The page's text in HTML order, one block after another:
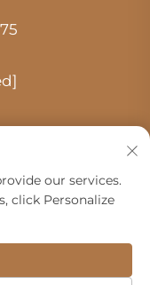
Uhr
Guangji
our services.
click Personalize